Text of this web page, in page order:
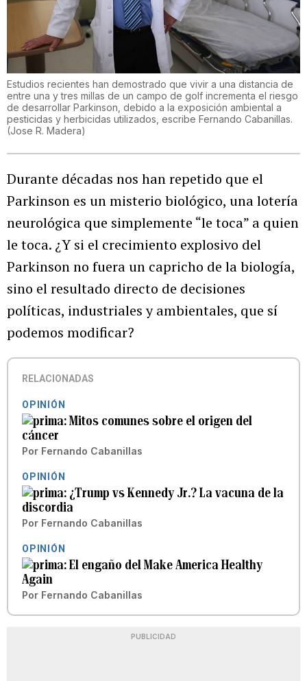
Estudios recientes han demostrado que vivir a una distancia de
entre una y tres millas de un campo de golf incrementa el riesgo
de desarrollar Parkinson, debido a la exposición ambiental a
pesticidas y herbicidas utilizados, escribe Fernando Cabanillas.
(Jose R. Madera)
Durante décadas nos han repetido que el
Parkinson es un misterio biológico, una lotería
neurológica que simplemente “le toca” a quien
le toca. ¿Y si el crecimiento explosivo del
Parkinson no fuera un capricho de la biología,
sino el resultado directo de decisiones
políticas, industriales y ambientales, que sí
podemos modificar?
RELACIONADAS
OPINIÓN
Mitos comunes sobre el origen del
cáncer
Por Fernando Cabanillas
OPINIÓN
¿Trump vs Kennedy Jr.? La vacuna de la
discordia
Por Fernando Cabanillas
OPINIÓN
El engaño del Make America Healthy
Again
Por Fernando Cabanillas
PUBLICIDAD